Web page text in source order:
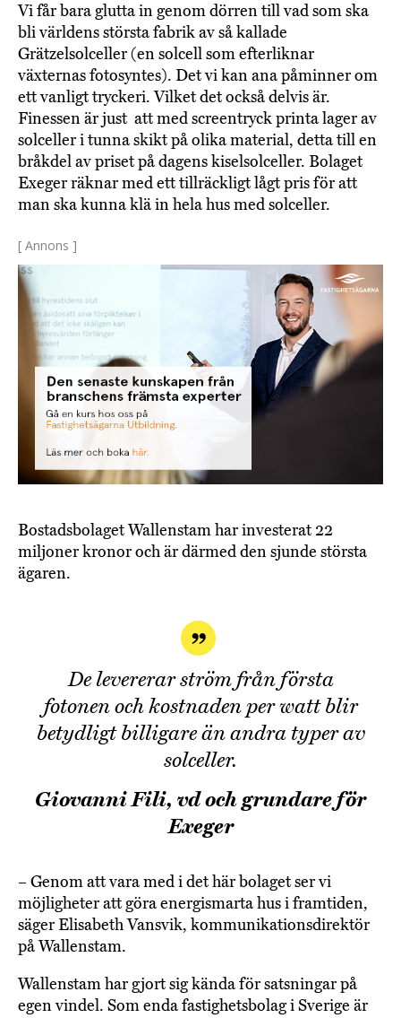
Vi får bara glutta in genom dörren till vad som ska
bli världens största fabrik av så kallade
Grätzelsolceller (en solcell som efterliknar
växternas fotosyntes). Det vi kan ana påminner om
ett vanligt tryckeri. Vilket det också delvis är.
Finessen är just att med screentryck printa lager av
solceller i tunna skikt på olika material, detta till en
bråkdel av priset på dagens kiselsolceller. Bolaget
Exeger räknar med ett tillräckligt lågt pris för att
man ska kunna klä in hela hus med solceller.
[ Annons ]
Bostadsbolaget Wallenstam har investerat 22
miljoner kronor och är därmed den sjunde största
ägaren.
De levererar ström från första
fotonen och kostnaden per watt blir
betydligt billigare än andra typer av
solceller.
Giovanni Fili, vd och grundare för
Exeger
– Genom att vara med i det här bolaget ser vi
möjligheter att göra energismarta hus i framtiden,
säger Elisabeth Vansvik, kommunikationsdirektör
på Wallenstam.
Wallenstam har gjort sig kända för satsningar på
egen vindel. Som enda fastighetsbolag i Sverige är